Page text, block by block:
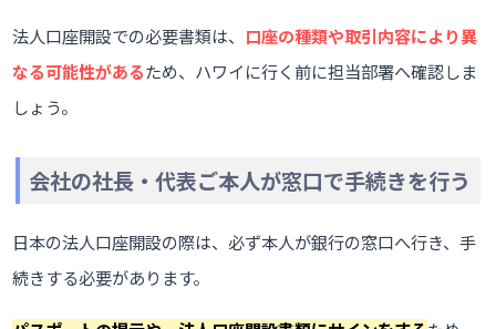
法人口座開設での必要書類は、 口座の種類や取引内容により異
なる可能性があるため、ハワイに行く前に担当部署へ確認しま
しょう。
会社の社長・代表ご本人が窓口で手続きを行う
日本の法人口座開設の際は、必ず本人が銀行の窓口へ行き、手
続きする必要があります。